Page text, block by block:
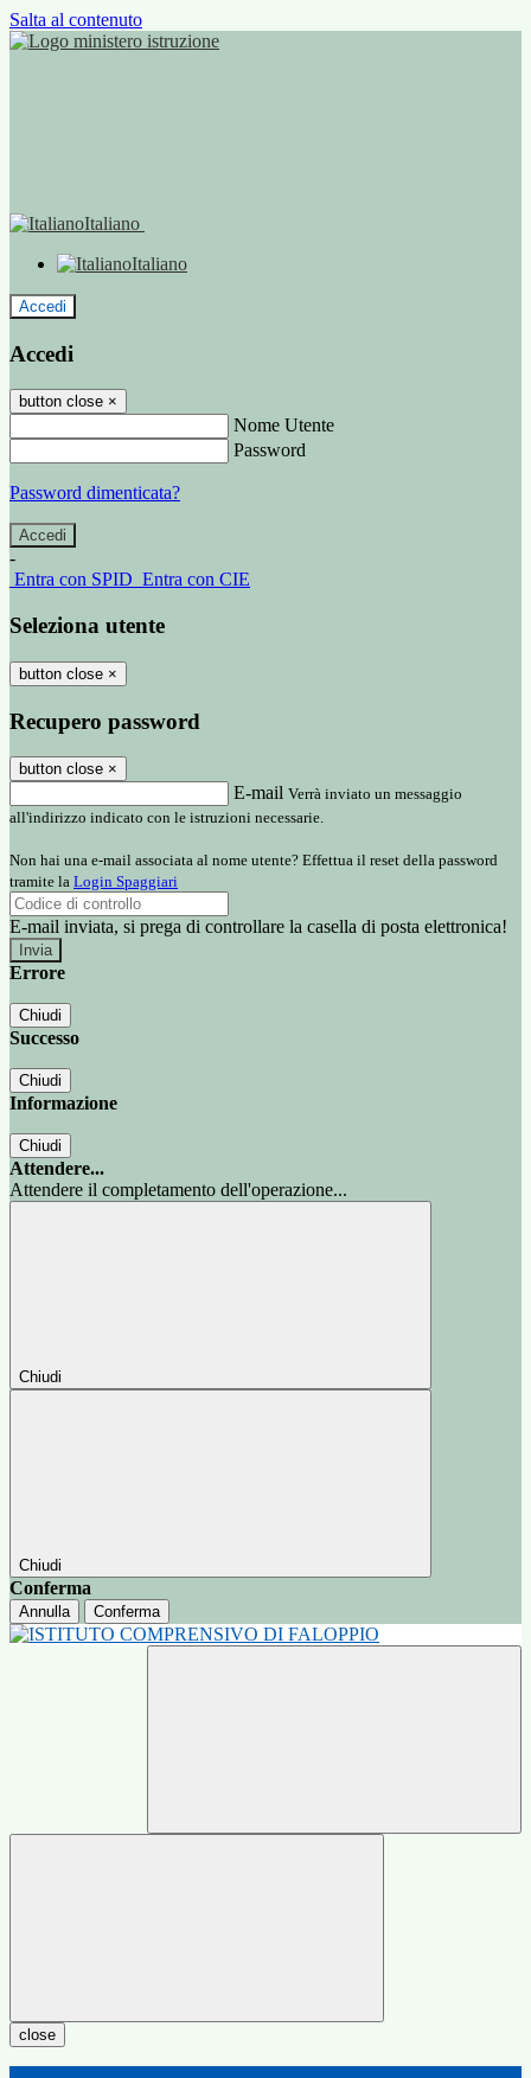
Salta al contenuto
Italiano
Italiano
Accedi
Accedi
button close ×
Nome Utente
Password
Password dimenticata?
-
Entra con SPID Entra con CIE
Seleziona utente
button close ×
Recupero password
button close ×
E-mail Verrà inviato un messaggio
all'indirizzo indicato con le istruzioni necessarie.
Non hai una e-mail associata al nome utente? Effettua il reset della password
tramite la Login Spaggiari
E-mail inviata, si prega di controllare la casella di posta elettronica!
Errore
Chiudi
Successo
Chiudi
Informazione
Chiudi
Attendere...
Attendere il completamento dell'operazione...
Chiudi
Chiudi
Conferma
Annulla Conferma
close